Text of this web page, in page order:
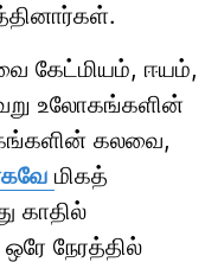
கேட்மியம், ஈயம்,
உலோகங்களின்
கலவை,
மிகத்
காதில்
நேரத்தில்